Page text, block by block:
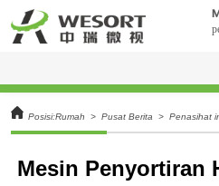
Posisi:Rumah > Pusat Berita > Penasihat
Mesin Penyortiran